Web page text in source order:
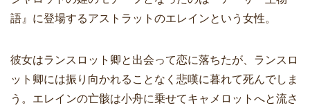
語』に登場するアストラットのエレインという女性。
彼女はランスロット卿と出会って恋に落ちたが、ランスロ
ット卿には振り向かれることなく悲嘆に暮れて死んでしま
う。エレインの亡骸は小舟に乗せてキャメロットへと流さ